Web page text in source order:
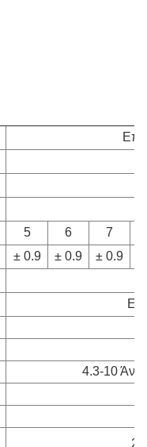
5 6
7
± 0.9 ± 0.9 ± 0.9
4.3-10